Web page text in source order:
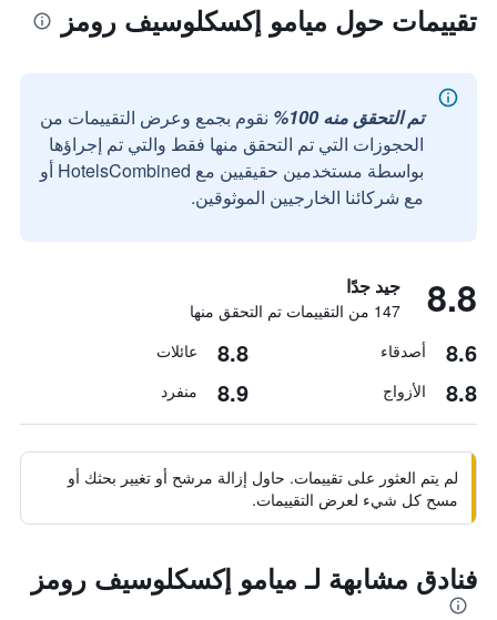
تقييمات حول ميامو إكسكلوسيف رومز
تم التحقق منه 100%
نقوم بجمع وعرض التقييمات من
الحجوزات التي تم التحقق منها فقط والتي تم إجراؤها
بواسطة مستخدمين حقيقيين مع HotelsCombined أو
مع شركائنا الخارجيين الموثوقين.
8.8 جيد جدًا
147 من التقييمات تم التحقق منها
8.6 أصدقاء 8.8 عائلات
8.8 الأزواج 8.9 منفرد
لم يتم العثور على تقييمات. حاول إزالة مرشح أو تغيير بحثك أو
مسح كل شيء لعرض التقييمات.
فنادق مشابهة لـ ميامو إكسكلوسيف رومز